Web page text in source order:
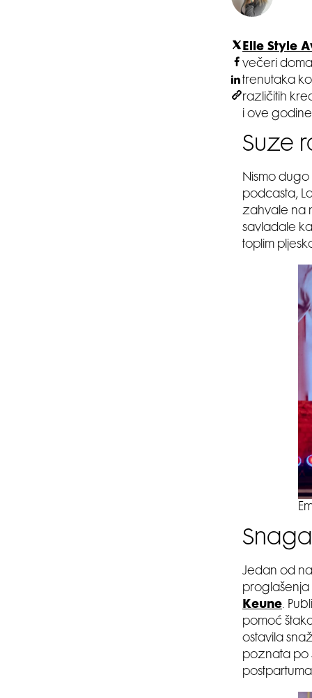
Elle Style
večeri
trenutaka
različitih
i ove
Suze
Nismo
podcasta,
zahvale na
savladale
toplim
Jedan od
Keune.
pomoć
ostavila
poznata po